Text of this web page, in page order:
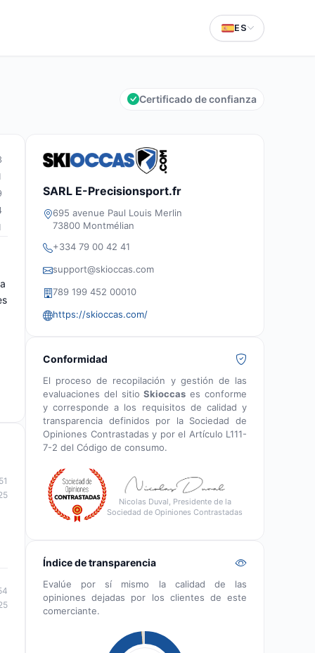
ES
Certificado de confianza
SARL E-Precisionsport.fr
695 avenue Paul Louis Merlin
73800 Montmélian
+334 79 00 42 41
support@skioccas.com
789 199 452 00010
https://skioccas.com/
Conformidad
El proceso de recopilación y gestión de las
evaluaciones del sitioSkioccas es conforme
y corresponde a los requisitos de calidad y
transparencia definidos por la Sociedad de
Opiniones Contrastadas y por el Artículo L111-
7-2 del Código de consumo.
Nicolas Duval, Presidente de la
Sociedad de Opiniones Contrastadas
Índice de transparencia
Evalúe por sí mismo la calidad de las
opiniones dejadas por los clientes de este
comerciante.